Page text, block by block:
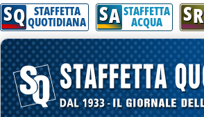
SQ STAFFETTA
QUOTIDIANA SA STAFFETTA
ACQUA SR